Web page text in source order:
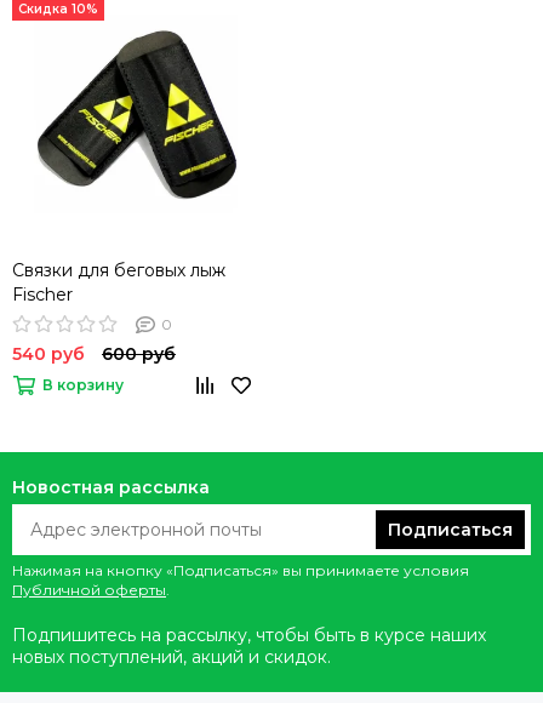
Скидка 10%
Связки для беговых лыж
Fischer
0
540 руб 600 руб
В корзину
Новостная рассылка
Подписаться
Нажимая на кнопку «Подписаться» вы принимаете условия
Публичной оферты.
Подпишитесь на рассылку, чтобы быть в курсе наших
новых поступлений, акций и скидок.